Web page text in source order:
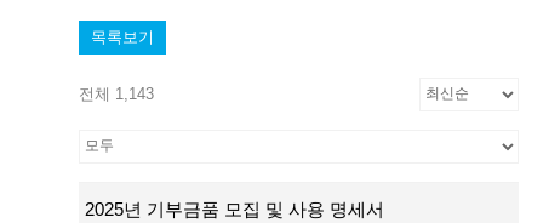
목록보기
전체 1,143
2025년 기부금품 모집 및 사용 명세서